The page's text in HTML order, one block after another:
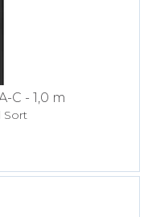
C - 1,0 m
Sort